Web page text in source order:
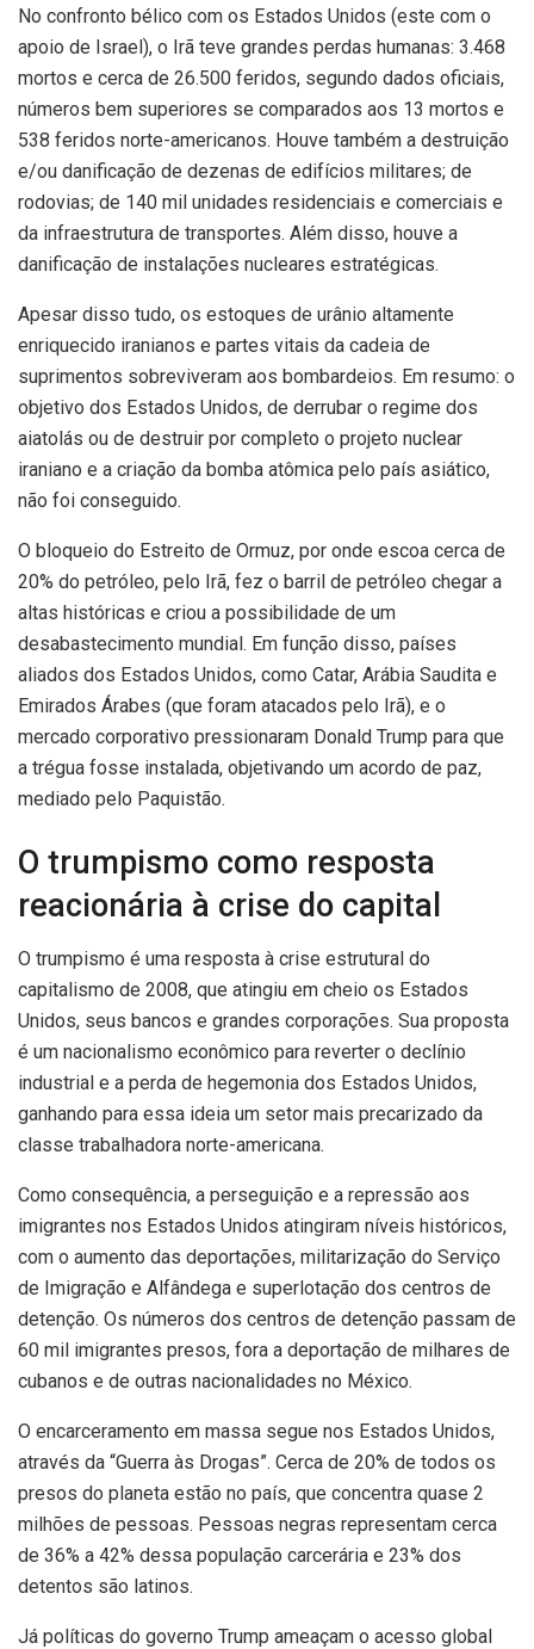
No confronto bélico com os Estados Unidos (este com o
apoio de Israel), o Irã teve grandes perdas humanas: 3.468
mortos e cerca de 26.500 feridos, segundo dados oficiais,
números bem superiores se comparados aos 13 mortos e
538 feridos norte-americanos. Houve também a destruição
e/ou danificação de dezenas de edifícios militares; de
rodovias; de 140 mil unidades residenciais e comerciais e
da infraestrutura de transportes. Além disso, houve a
danificação de instalações nucleares estratégicas.
Apesar disso tudo, os estoques de urânio altamente
enriquecido iranianos e partes vitais da cadeia de
suprimentos sobreviveram aos bombardeios. Em resumo: o
objetivo dos Estados Unidos, de derrubar o regime dos
aiatolás ou de destruir por completo o projeto nuclear
iraniano e a criação da bomba atômica pelo país asiático,
não foi conseguido.
O bloqueio do Estreito de Ormuz, por onde escoa cerca de
20% do petróleo, pelo Irã, fez o barril de petróleo chegar a
altas históricas e criou a possibilidade de um
desabastecimento mundial. Em função disso, países
aliados dos Estados Unidos, como Catar, Arábia Saudita e
Emirados Árabes (que foram atacados pelo Irã), e o
mercado corporativo pressionaram Donald Trump para que
a trégua fosse instalada, objetivando um acordo de paz,
mediado pelo Paquistão.
O trumpismo como resposta
reacionária à crise do capital
O trumpismo é uma resposta à crise estrutural do
capitalismo de 2008, que atingiu em cheio os Estados
Unidos, seus bancos e grandes corporações. Sua proposta
é um nacionalismo econômico para reverter o declínio
industrial e a perda de hegemonia dos Estados Unidos,
ganhando para essa ideia um setor mais precarizado da
classe trabalhadora norte-americana.
Como consequência, a perseguição e a repressão aos
imigrantes nos Estados Unidos atingiram níveis históricos,
com o aumento das deportações, militarização do Serviço
de Imigração e Alfândega e superlotação dos centros de
detenção. Os números dos centros de detenção passam de
60 mil imigrantes presos, fora a deportação de milhares de
cubanos e de outras nacionalidades no México.
O encarceramento em massa segue nos Estados Unidos,
através da “Guerra às Drogas”. Cerca de 20% de todos os
presos do planeta estão no país, que concentra quase 2
milhões de pessoas. Pessoas negras representam cerca
de 36% a 42% dessa população carcerária e 23% dos
detentos são latinos.
Já políticas do governo Trump ameaçam o acesso global